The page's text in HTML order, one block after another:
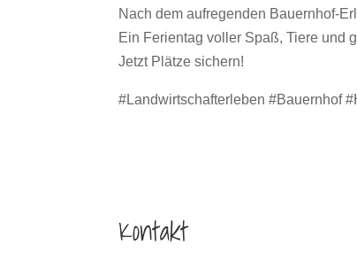
Nach dem aufregenden Bauernhof-
Ein Ferientag voller Spaß, Tiere und
Jetzt Plätze sichern!
#Landwirtschafterleben #Bauernhof
Kontakt